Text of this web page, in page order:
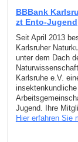
BBBank
zt Ento-Jugend
Seit April 2013
Karlsruher
unter dem Dach
Karlsruhe e.V.
Jugend. Ihre
Hier erfahren Sie